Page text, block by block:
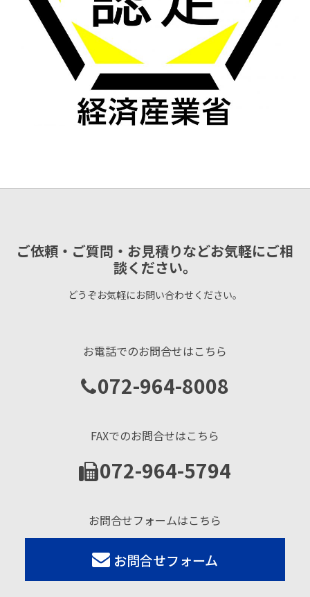
ご依頼・ご質問・お見積りなどお気軽にご相
談ください。
どうぞお気軽にお問い合わせください。
お電話でのお問合せはこちら
072-964-8008
FAXでのお問合せはこちら
072-964-5794
お問合せフォームはこちら
お問合せフォーム